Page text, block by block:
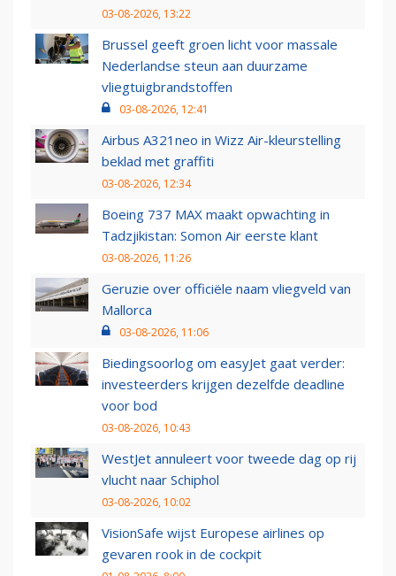
03-08-2026, 13:22
Brussel geeft groen licht voor massale
Nederlandse steun aan duurzame
vliegtuigbrandstoffen
03-08-2026, 12:41
Airbus A321neo in Wizz Air-kleurstelling
beklad met graffiti
03-08-2026, 12:34
Boeing 737 MAX maakt opwachting in
Tadzjikistan: Somon Air eerste klant
03-08-2026, 11:26
Geruzie over officiële naam vliegveld van
Mallorca
03-08-2026, 11:06
Biedingsoorlog om easyJet gaat verder:
investeerders krijgen dezelfde deadline
voor bod
03-08-2026, 10:43
WestJet annuleert voor tweede dag op rij
vlucht naar Schiphol
03-08-2026, 10:02
VisionSafe wijst Europese airlines op
gevaren rook in de cockpit